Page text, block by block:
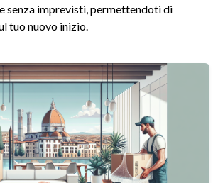
senza imprevisti, permettendoti di
tuo nuovo inizio.